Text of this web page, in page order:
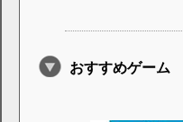
おすすめゲーム